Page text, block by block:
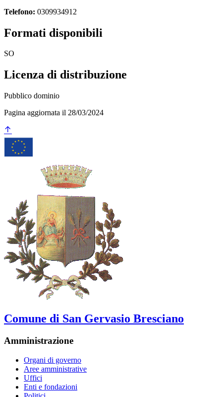
Telefono: 0309934912
Formati disponibili
SO
Licenza di distribuzione
Pubblico dominio
Pagina aggiornata il 28/03/2024
Comune di San Gervasio Bresciano
Amministrazione
Organi di governo
Aree amministrative
Uffici
Enti e fondazioni